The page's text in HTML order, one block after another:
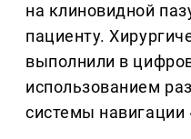
на клиновидной
пациенту.
выполнили в
использованием
системы навигации